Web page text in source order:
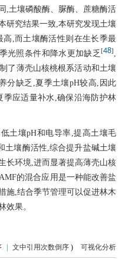
,土壤磷酸酶、脲酶、蔗糖酶活
研究结果一致,本研究发现土壤
,而土壤酶活性则在生长季最
光照条件和降水更加缺乏 [48] ,
了薄壳山核桃根系活动和土壤
分缺乏,夏季土壤pH较高,因此
应适量补水,确保沿海防护林
土壤pH和电导率,提高土壤毛
土壤酶活性,综合提升盐碱土壤
长环境,进而显著提高薄壳山核
的混合应用是一种能改善盐
施,结合季节管理可以促进林木
效果。
文中引用次数倒序 ) 可视化分析